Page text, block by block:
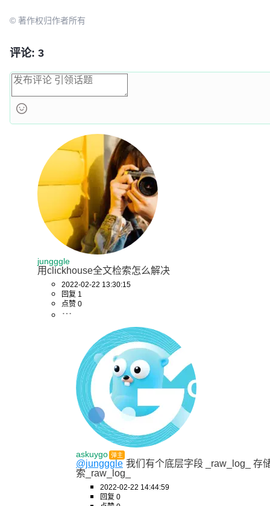
© 著作权归作者所有
评论: 3
jungggle
用clickhouse全文检索怎么解决
2022-02-22 13:30:15
回复 1
点赞 0
askuygo 弹主
@jungggle 我们有个底层字段 _raw_log_ 存
索_raw_log_
2022-02-22 14:44:59
回复 0